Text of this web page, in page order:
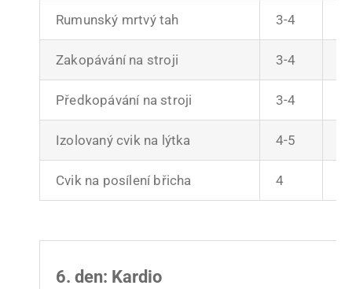
Rumunský mrtvý tah 3-4
Zakopávání na stroji 3-4
Předkopávání na stroji 3-4
Izolovaný cvik na lýtka 4-5
Cvik na posílení břicha 4
6. den: Kardio